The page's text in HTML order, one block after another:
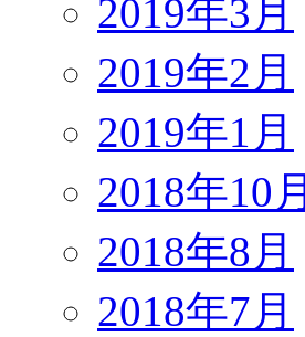
2019年3月
2019年2月
2019年1月
2018年10月
2018年8月
2018年7月